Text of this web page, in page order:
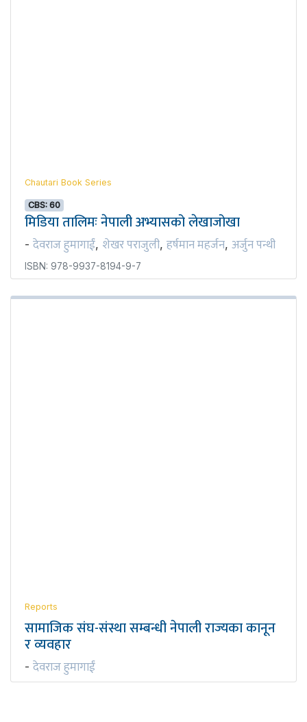
Chautari Book Series
CBS: 60
मिडिया तालिमः नेपाली अभ्यासको लेखाजोखा
- देवराज हुमागाईं, शेखर पराजुली, हर्षमान महर्जन, अर्जुन पन्थी
ISBN: 978-9937-8194-9-7
Reports
सामाजिक संघ-संस्था सम्बन्धी नेपाली राज्यका कानून
र व्यवहार
- देवराज हुमागाईं